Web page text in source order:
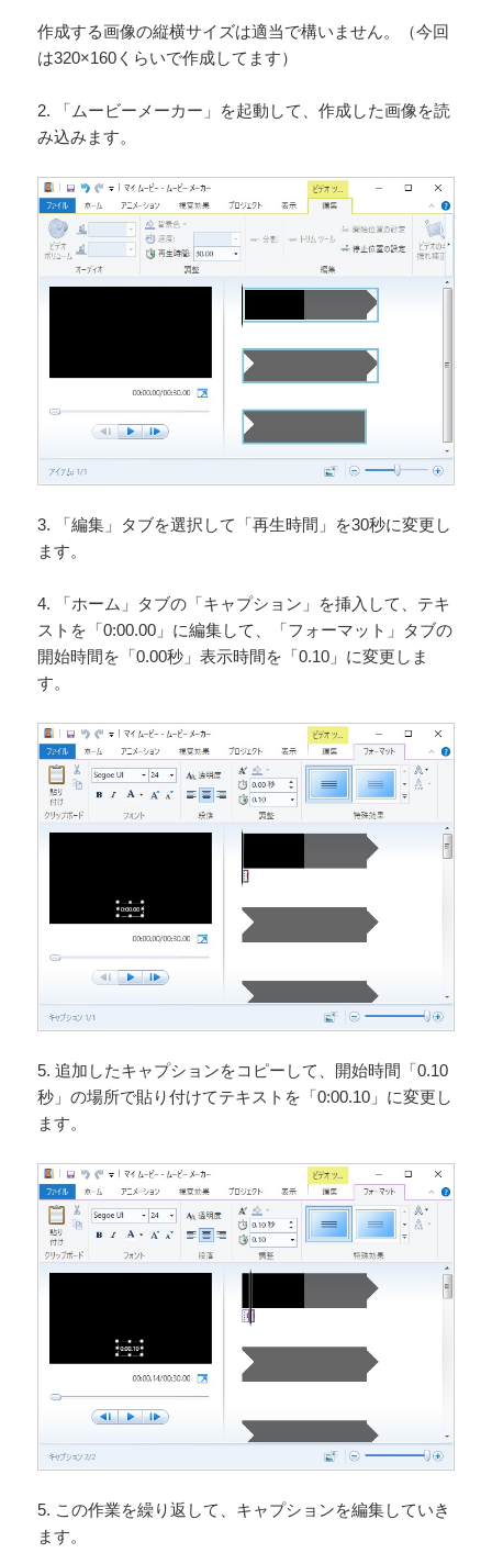
作成する画像の縦横サイズは適当で構いません。（今回
は320×160くらいで作成してます）
2. 「ムービーメーカー」を起動して、作成した画像を読
み込みます。
3. 「編集」タブを選択して「再生時間」を30秒に変更し
ます。
4. 「ホーム」タブの「キャプション」を挿入して、テキ
ストを「0:00.00」に編集して、「フォーマット」タブの
開始時間を「0.00秒」表示時間を「0.10」に変更しま
す。
5. 追加したキャプションをコピーして、開始時間「0.10
秒」の場所で貼り付けてテキストを「0:00.10」に変更し
ます。
5. この作業を繰り返して、キャプションを編集していき
ます。